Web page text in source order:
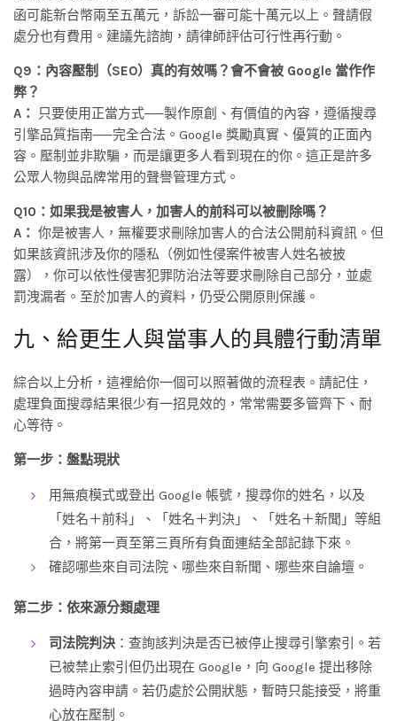
函可能新台幣兩至五萬元，訴訟一審可能十萬元以上。聲請假
處分也有費用。建議先諮詢，請律師評估可行性再行動。
Q9：內容壓制（SEO）真的有效嗎？會不會被 Google 當作作
弊？
A：
只要使用正當方式──製作原創、有價值的內容，遵循搜尋
引擎品質指南──完全合法。Google 獎勵真實、優質的正面內
容。壓制並非欺騙，而是讓更多人看到現在的你。這正是許多
公眾人物與品牌常用的聲譽管理方式。
Q10：如果我是被害人，加害人的前科可以被刪除嗎？
A： 你是被害人，無權要求刪除加害人的合法公開前科資訊。但
如果該資訊涉及你的隱私（例如性侵案件被害人姓名被披
露），你可以依性侵害犯罪防治法等要求刪除自己部分，並處
罰洩漏者。至於加害人的資料，仍受公開原則保護。
九、給更生人與當事人的具體行動清單
綜合以上分析，這裡給你一個可以照著做的流程表。請記住，
處理負面搜尋結果很少有一招見效的，常常需要多管齊下、耐
心等待。
第一步：盤點現狀
用無痕模式或登出 Google 帳號，搜尋你的姓名，以及
「姓名＋前科」、「姓名＋判決」、「姓名＋新聞」等組
合，將第一頁至第三頁所有負面連結全部記錄下來。
確認哪些來自司法院、哪些來自新聞、哪些來自論壇。
第二步：依來源分類處理
司法院判決 ：查詢該判決是否已被停止搜尋引擎索引。若
已被禁止索引但仍出現在 Google，向 Google 提出移除
過時內容申請。若仍處於公開狀態，暫時只能接受，將重
心放在壓制。